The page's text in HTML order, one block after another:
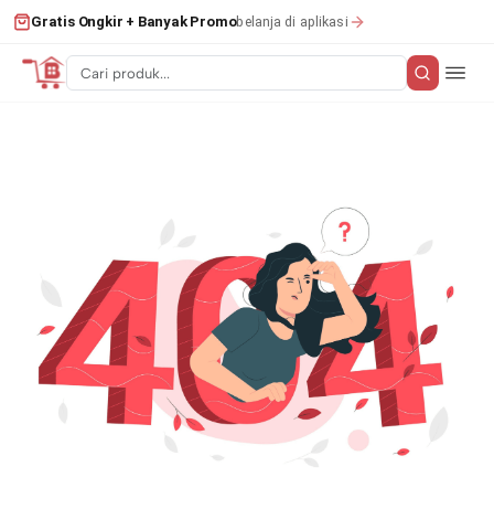
Gratis Ongkir + Banyak Promobelanja di aplikasi